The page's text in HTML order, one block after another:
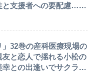
と支援者への要配慮…四
32巻の産科医療現場の
と恋人で揺れる小松の
との出逢いでサクラが